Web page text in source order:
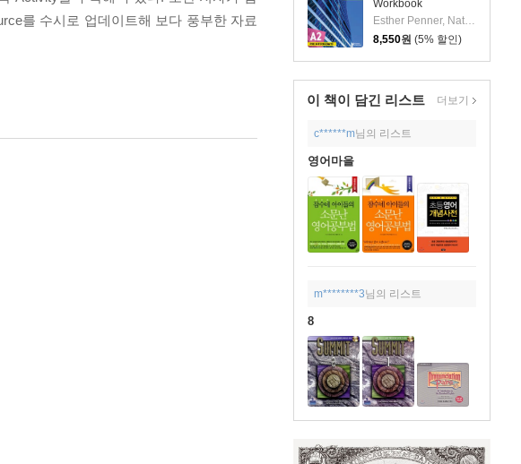
Workbook
Esther Penner, Natalie Ryan
8,550원 (5% 할인)
이 책이 담긴 리스트 더보기
c******m님의 리스트
영어마을
m********3님의 리스트
8
를 수시로 업데이트해 보다 풍부한 자료